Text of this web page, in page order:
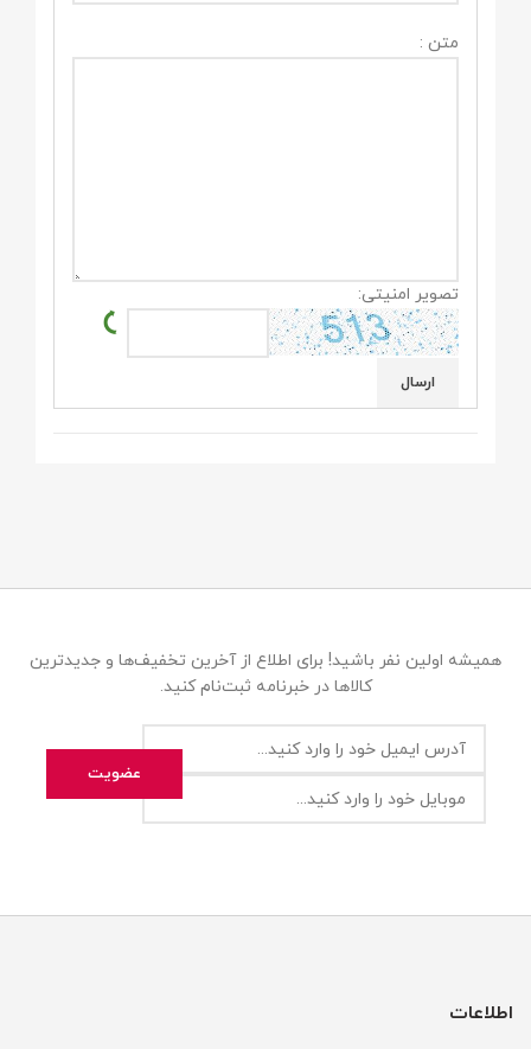
متن :
تصویر امنیتی:
همیشه اولین نفر باشید! برای اطلاع از آخرین تخفیف‌ها و جدیدترین
کالاها در خبرنامه ثبت‌نام کنید.
اطلاعات